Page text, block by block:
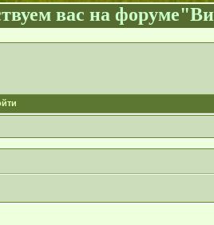
на форуме"Визит"